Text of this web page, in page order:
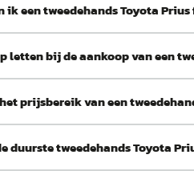
ik een tweedehands Toyota
letten bij de aankoop van een
prijsbereik van een
duurste tweedehands Toyota